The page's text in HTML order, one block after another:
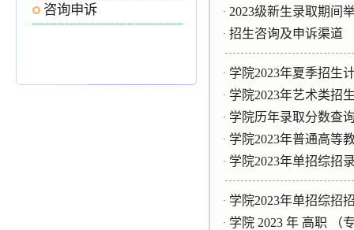
咨询申诉
· 2023级新生录取期间
· 招生咨询及申诉渠道
· 学院2023年夏季招生
· 学院2023年艺术类招
· 学院历年录取分数查
· 学院2023年普通高等
· 学院2023年单招综招
· 学院2023年单招综招
· 学院 2023 年 高职 （